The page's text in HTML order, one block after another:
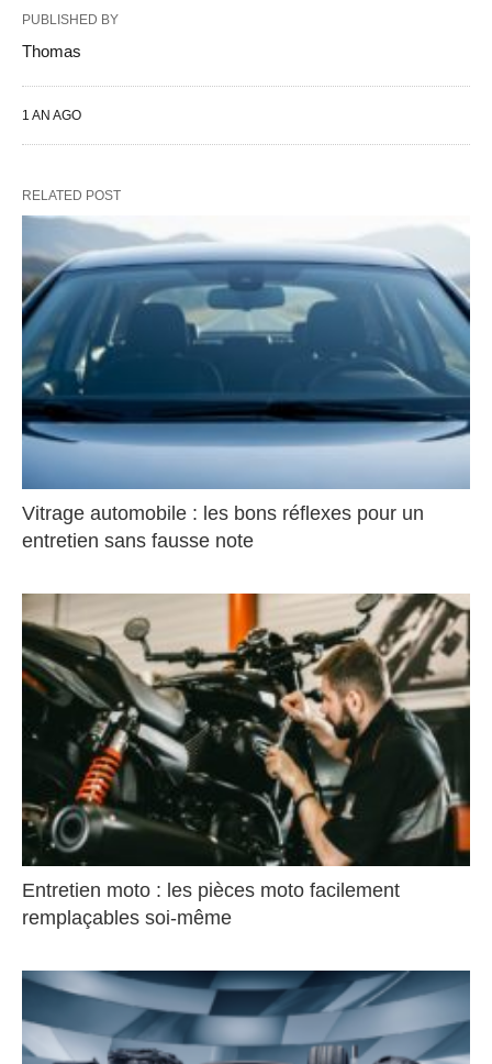
PUBLISHED BY
Thomas
1 AN AGO
RELATED POST
Vitrage automobile : les bons réflexes pour un
entretien sans fausse note
Entretien moto : les pièces moto facilement
remplaçables soi-même